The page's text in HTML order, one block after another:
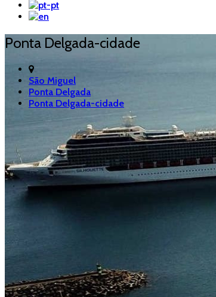
Ponta Delgada-cidade
São Miguel
Ponta Delgada
Ponta Delgada-cidade